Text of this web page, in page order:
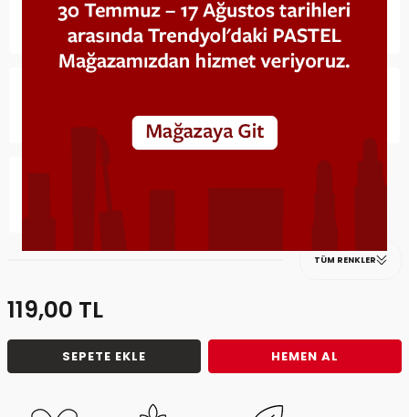
TÜM RENKLER
119,00 TL
SEPETE EKLE HEMEN AL